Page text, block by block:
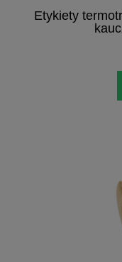
Etykiety